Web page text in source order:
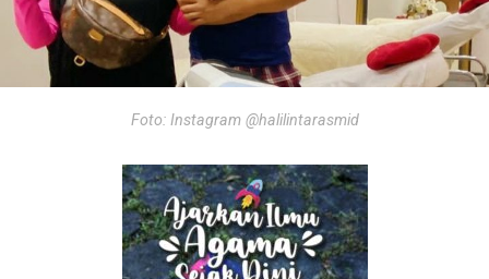
Foto: Instagram @halilintarasmid